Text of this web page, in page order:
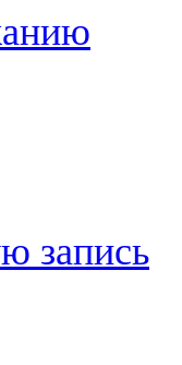
запись